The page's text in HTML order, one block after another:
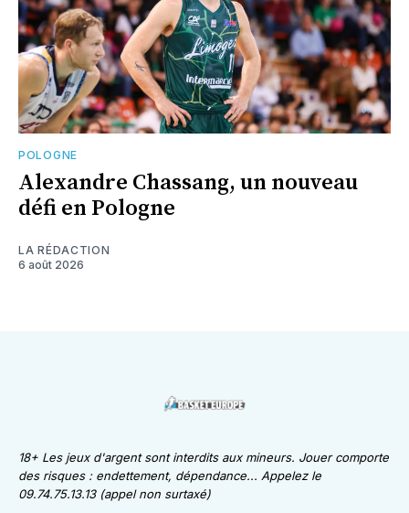
POLOGNE
Alexandre Chassang, un nouveau
défi en Pologne
LA RÉDACTION
6 août 2026
18+ Les jeux d'argent sont interdits aux mineurs. Jouer comporte
des risques : endettement, dépendance... Appelez le
09.74.75.13.13 (appel non surtaxé)